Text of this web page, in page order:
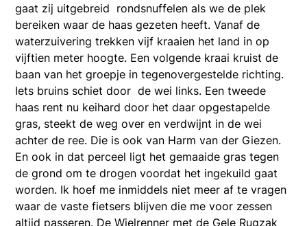
gaat zij uitgebreid rondsnuffelen als we de plek
bereiken waar de haas gezeten heeft. Vanaf de
waterzuivering trekken vijf kraaien het land in op
vijftien meter hoogte. Een volgende kraai kruist de
baan van het groepje in tegenovergestelde richting.
Iets bruins schiet door de wei links. Een tweede
haas rent nu keihard door het daar opgestapelde
gras, steekt de weg over en verdwijnt in de wei
achter de ree. Die is ook van Harm van der Giezen.
En ook in dat perceel ligt het gemaaide gras tegen
de grond om te drogen voordat het ingekuild gaat
worden. Ik hoef me inmiddels niet meer af te vragen
waar de vaste fietsers blijven die me voor zessen
altijd passeren. De Wielrenner met de Gele Rugzak